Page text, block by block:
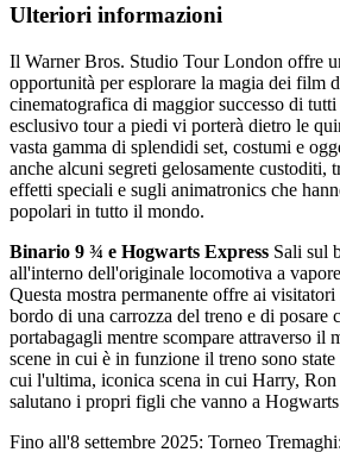
Ulteriori informazioni
Il Warner Bros. Studio Tour London offre
opportunità per esplorare la magia dei film
cinematografica di maggior successo di
esclusivo tour a piedi vi porterà dietro le
vasta gamma di splendidi set, costumi e
anche alcuni segreti gelosamente custoditi,
effetti speciali e sugli animatronics che
popolari in tutto il mondo.
Binario 9 ¾ e Hogwarts Express Sali sul
all'interno dell'originale locomotiva a
Questa mostra permanente offre ai
bordo di una carrozza del treno e di posare
portabagagli mentre scompare attraverso il
scene in cui è in funzione il treno sono
cui l'ultima, iconica scena in cui Harry,
salutano i propri figli che vanno a Hogwarts
Fino all'8 settembre 2025: Torneo